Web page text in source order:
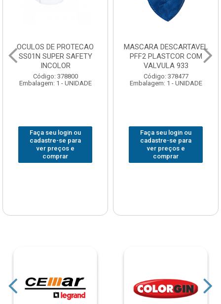
MASCARA DESCARTAVEL
PFF2 PLASTCOR COM
VALVULA 933
Código: 378477
Embalagem: 1 - UNIDADE
Faça seu login ou
cadastre-se para
ver preços e
comprar
CAPA PARA CHUVA
DESCARTAVEL
TRANSPARENTE
Código: 222330
Embalagem: 1 - UNIDADE
Faça seu login ou
cadastre-se para
ver preços e
comprar